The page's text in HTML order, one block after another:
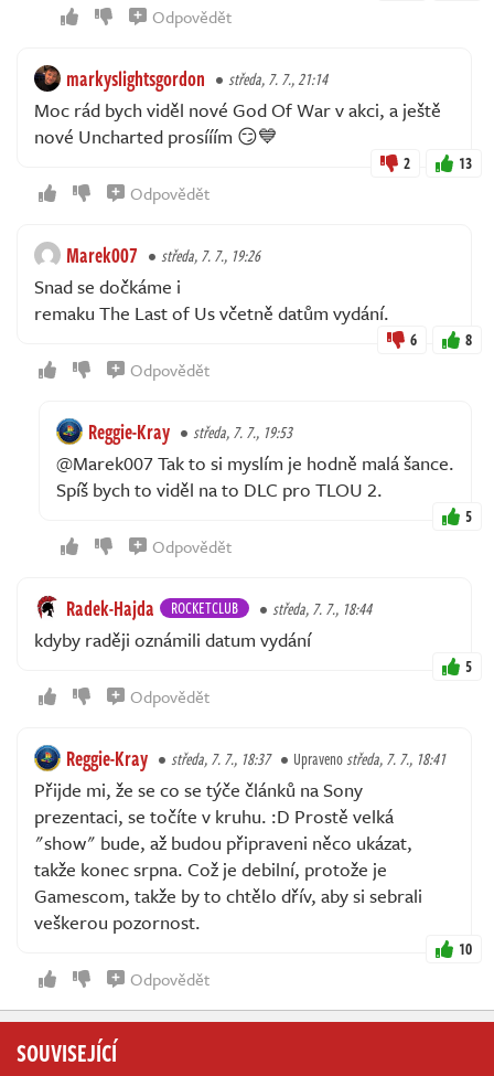
Odpovědět
markyslightsgordon středa, 7. 7., 21:14
Moc rád bych viděl nové God Of War v akci, a ještě
nové Uncharted prosííím 😏💙
2 13
Odpovědět
Marek007 středa, 7. 7., 19:26
Snad se dočkáme i
remaku The Last of Us včetně datům vydání.
6 8
Odpovědět
Reggie-Kray středa, 7. 7., 19:53
@Marek007 Tak to si myslím je hodně malá šance.
Spíš bych to viděl na to DLC pro TLOU 2.
5
Odpovědět
Radek-Hajda ROCKETCLUB středa, 7. 7., 18:44
kdyby raději oznámili datum vydání
5
Odpovědět
Reggie-Kray středa, 7. 7., 18:37 Upravenostředa, 7. 7., 18:41
Přijde mi, že se co se týče článků na Sony
prezentaci, se točíte v kruhu. :D Prostě velká
"show" bude, až budou připraveni něco ukázat,
takže konec srpna. Což je debilní, protože je
Gamescom, takže by to chtělo dřív, aby si sebrali
veškerou pozornost.
10
Odpovědět
SOUVISEJÍCÍ